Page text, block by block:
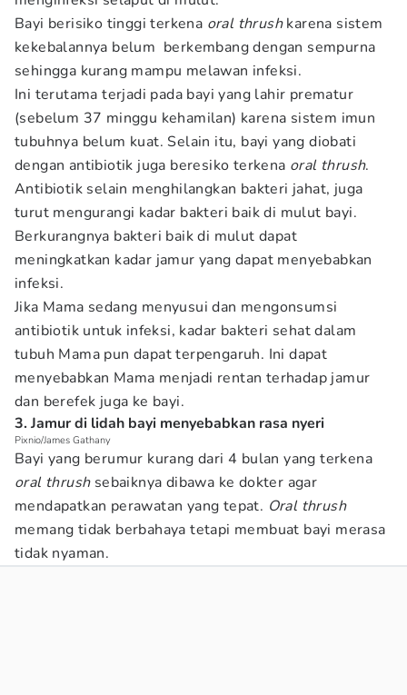
Bayi berisiko tinggi terkena oral thrushkarena sistem
kekebalannya belum berkembang dengan sempurna
sehingga kurang mampu melawan infeksi.
Ini terutama terjadi pada bayi yang lahir prematur
(sebelum 37 minggu kehamilan) karena sistem imun
tubuhnya belum kuat. Selain itu, bayi yang diobati
dengan antibiotik juga beresiko terkena oral thrush.
Antibiotik selain menghilangkan bakteri jahat, juga
turut mengurangi kadar bakteri baik di mulut bayi.
Berkurangnya bakteri baik di mulut dapat
meningkatkan kadar jamur yang dapat menyebabkan
infeksi.
Jika Mama sedang menyusui dan mengonsumsi
antibiotik untuk infeksi, kadar bakteri sehat dalam
tubuh Mama pun dapat terpengaruh. Ini dapat
menyebabkan Mama menjadi rentan terhadap jamur
dan berefek juga ke bayi.
3. Jamur di lidah bayi menyebabkan rasa nyeri
Pixnio/James Gathany
Bayi yang berumur kurang dari 4 bulan yang terkena
oral thrushsebaiknya dibawa ke dokter agar
mendapatkan perawatan yang tepat. Oral thrush
memang tidak berbahaya tetapi membuat bayi merasa
tidak nyaman.